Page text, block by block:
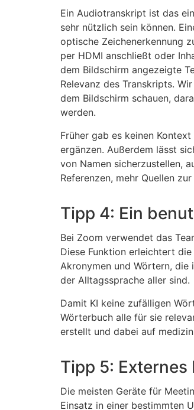
Ein Audiotranskript ist das
sehr nützlich sein können.
optische Zeichenerkennung
per HDMI anschließt oder
dem Bildschirm angezeigte
Relevanz des Transkripts.
dem Bildschirm schauen,
werden.
Früher gab es keinen
ergänzen. Außerdem lässt
von Namen sicherzustellen,
Referenzen, mehr Quellen
Tipp 4: Ein
Bei Zoom verwendet das
Diese Funktion erleichtert
Akronymen und Wörtern, die
der Alltagssprache aller sind.
Damit KI keine zufälligen
Wörterbuch alle für sie
erstellt und dabei auf
Tipp 5:
Die meisten Geräte für
Einsatz in einer bestimmten